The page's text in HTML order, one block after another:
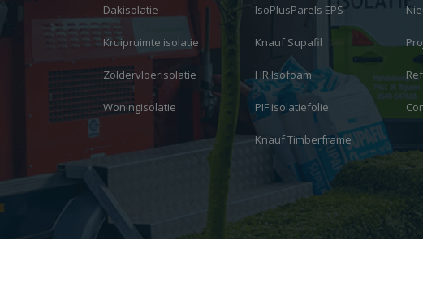
Dakisolatie
Kruipruimte isolatie
Zoldervloerisolatie
Woningisolatie
IsoPlusParels EPS
Knauf Supafil
HR Isofoam
PIF isolatiefolie
Knauf Timberframe